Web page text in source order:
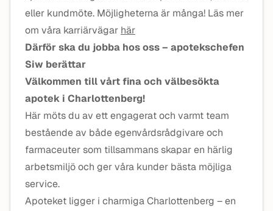
eller kundmöte. Möjligheterna är många! Läs mer
om våra karriärvägar här
Därför ska du jobba hos oss – apotekschefen
Siw berättar
Välkommen till vårt fina och välbesökta
apotek i Charlottenberg!
Här möts du av ett engagerat och varmt team
bestående av både egenvårdsrådgivare och
farmaceuter som tillsammans skapar en härlig
arbetsmiljö och ger våra kunder bästa möjliga
service.
Apoteket ligger i charmiga Charlottenberg – en